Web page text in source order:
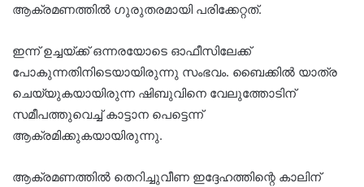
ആക്രമണത്തിൽ ഗുരുതരമായി പരിക്കേറ്റത്.
ഇന്ന് ഉച്ചയ്ക്ക് ഒന്നരയോടെ ഓഫീസിലേക്ക്
പോകുന്നതിനിടെയായിരുന്നു സംഭവം. ബൈക്കിൽ യാത്ര
ചെയ്യുകയായിരുന്ന ഷിബുവിനെ വേലുത്തോടിന്
സമീപത്തുവെച്ച് കാട്ടാന പെട്ടെന്ന്
ആക്രമിക്കുകയായിരുന്നു.
ആക്രമണത്തിൽ തെറിച്ചുവീണ ഇദ്ദേഹത്തിന്റെ കാലിന്